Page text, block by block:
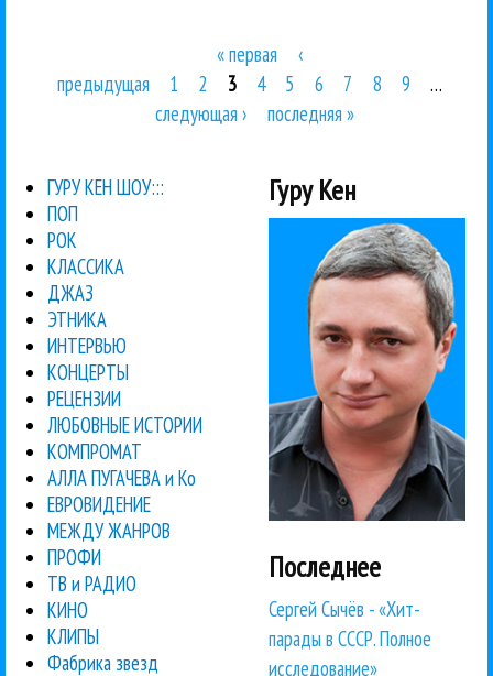
Страницы
« первая
‹
предыдущая
1 2 3 4 5 6 7 8 9
…
следующая ›
последняя »
ГУРУ КЕН ШОУ:::
ПОП
РОК
КЛАССИКА
ДЖАЗ
ЭТНИКА
ИНТЕРВЬЮ
КОНЦЕРТЫ
РЕЦЕНЗИИ
ЛЮБОВНЫЕ ИСТОРИИ
КОМПРОМАТ
АЛЛА ПУГАЧЕВА и Ко
ЕВРОВИДЕНИЕ
МЕЖДУ ЖАНРОВ
ПРОФИ
ТВ и РАДИО
КИНО
КЛИПЫ
Фабрика звезд
Гуру Кен
Последнее
Сергей Сычёв - «Хит-
парады в СССР. Полное
исследование»